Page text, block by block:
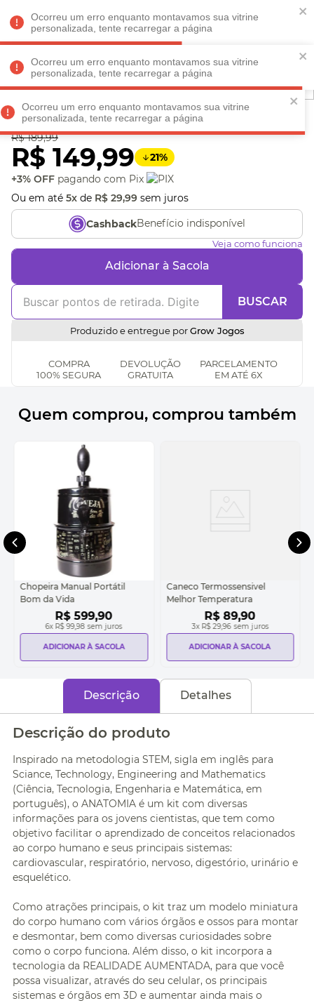
Ocorreu um erro enquanto montavamos sua vitrine
personalizada, tente recarregar a página
Ocorreu um erro enquanto montavamos sua vitrine
personalizada, tente recarregar a página
Ocorreu um erro enquanto montavamos sua vitrine
personalizada, tente recarregar a página
Faltam REGULAMENTO
Veja produtos perto de você! Informe seu CEP
Anatomia - Grow
R$ 189,99
R$ 149,99 21%
+3% OFF pagando com Pix
Ou em até 5x de R$ 29,99 sem juros
CashbackBenefício indisponível
Veja como funciona
Adicionar à Sacola
BUSCAR
Produzido e entregue por Grow Jogos
COMPRA
100% SEGURA
DEVOLUÇÃO
GRATUITA
PARCELAMENTO
EM ATÉ 6X
Quem comprou, comprou também
Chopeira Manual Portátil
Bom da Vida
R$ 599,90
6x R$ 99,98 sem juros
ADICIONAR À SACOLA
Caneco Termossensivel
Melhor Temperatura
R$ 89,90
3x R$ 29,96 sem juros
ADICIONAR À SACOLA
Descrição Detalhes
Descrição do produto
Inspirado na metodologia STEM, sigla em inglês para
Sciance, Technology, Engineering and Mathematics
(Ciência, Tecnologia, Engenharia e Matemática, em
português), o ANATOMIA é um kit com diversas
informações para os jovens cientistas, que tem como
objetivo facilitar o aprendizado de conceitos relacionados
ao corpo humano e seus principais sistemas:
cardiovascular, respiratório, nervoso, digestório, urinário e
esquelético.
Como atrações principais, o kit traz um modelo miniatura
do corpo humano com vários órgãos e ossos para montar
e desmontar, bem como diversas curiosidades sobre
como o corpo funciona. Além disso, o kit incorpora a
tecnologia da REALIDADE AUMENTADA, para que você
possa visualizar, através do seu celular, os principais
sistemas e órgãos em 3D e aumentar ainda mais o